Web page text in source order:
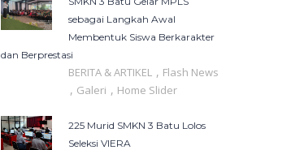
sebagai Langkah Awal
Membentuk Siswa Berkarakter
dan Berprestasi
BERITA & ARTIKEL , Flash News
, Galeri , Home Slider
225 Murid SMKN 3 Batu Lolos
Seleksi VIERA